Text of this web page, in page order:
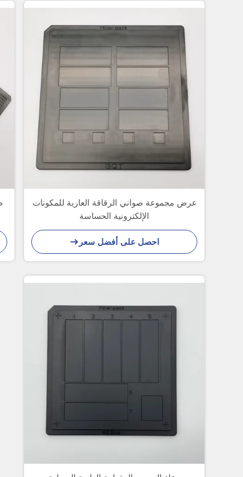
عرض مجموعة صواني الرقاقة العارية للمكونات
الإلكترونية الحساسة
احصل على أفضل سعر